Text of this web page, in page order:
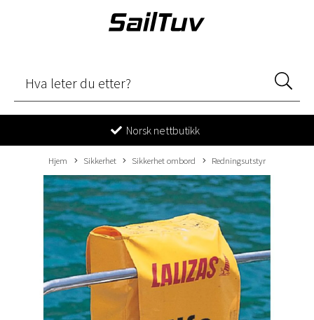
Norsk nettbutikk
Hjem Sikkerhet Sikkerhet ombord Redningsutstyr